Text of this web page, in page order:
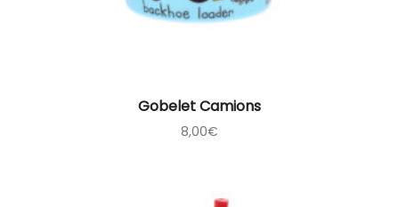
Gobelet Camions
8,00€